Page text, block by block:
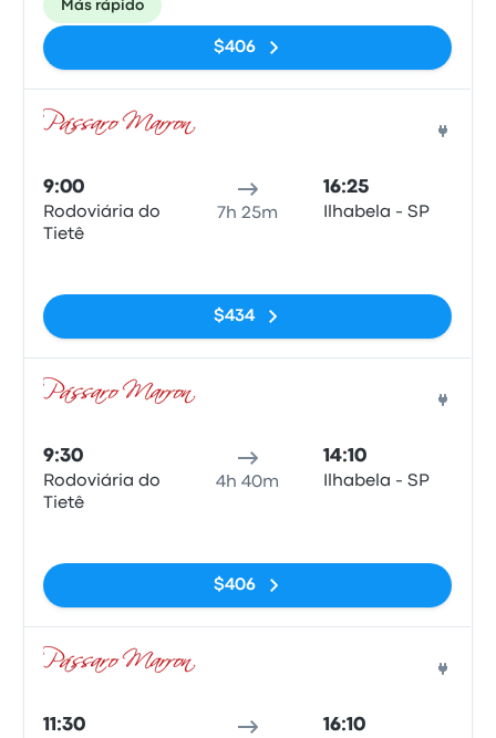
Más rápido
$406
9:00
Rodoviária do
Tietê
7h 25m
16:25
Ilhabela - SP
$434
9:30
Rodoviária do
Tietê
4h 40m
14:10
Ilhabela - SP
$406
11:30 16:10